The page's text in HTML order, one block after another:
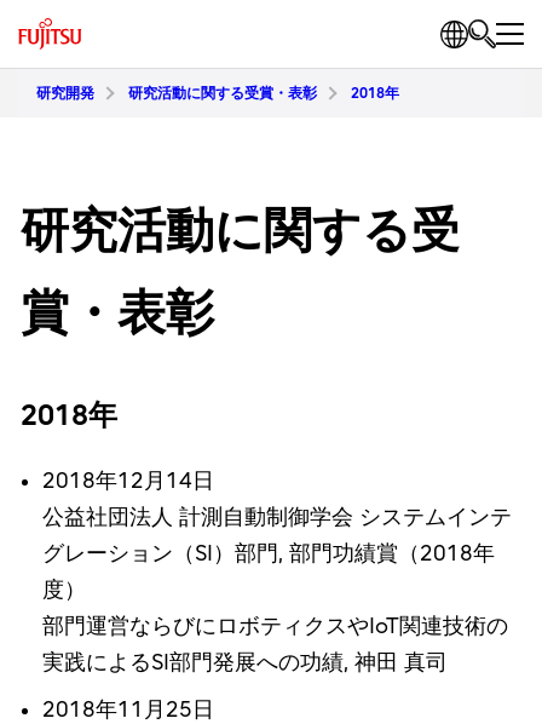
研究開発 研究活動に関する受賞・表彰 2018年
研究活動に関する受
賞・表彰
2018年
2018年12月14日
公益社団法人 計測自動制御学会 システムインテ
グレーション（SI）部門, 部門功績賞（2018年
度）
部門運営ならびにロボティクスやIoT関連技術の
実践によるSI部門発展への功績, 神田 真司
2018年11月25日